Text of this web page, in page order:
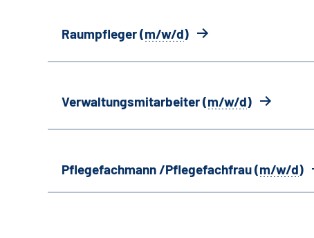
Raumpfleger (m/w/d)
Verwaltungsmitarbeiter (m/w/d)
Pflegefachmann /Pflegefachfrau (m/w/d)